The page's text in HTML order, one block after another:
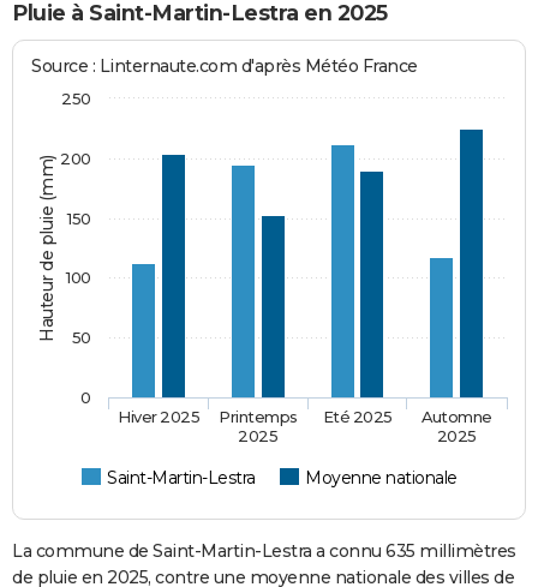
Pluie à Saint-Martin-Lestra en 2025
Hauteur de pluie (mm)
Source : Linternaute.com d'après Météo France
Saint-Martin-Lestra Moyenne nationale
Hiver 2025
Printemps
2025
Eté 2025
Automne
2025
0
50
100
150
200
250
La commune de Saint-Martin-Lestra a connu 635 millimètres
de pluie en 2025, contre une moyenne nationale des villes de